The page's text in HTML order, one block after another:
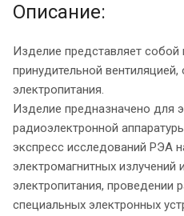
Описание:
Изделие представляет
принудительной
электропитания.
Изделие предназначено для
радиоэлектронной
экспресс исследований РЭА
электромагнитных
электропитания, проведении
специальных электронных